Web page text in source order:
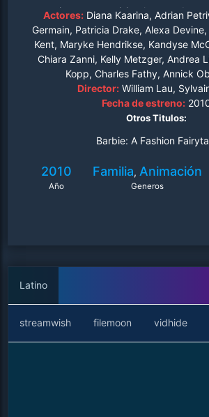
aterrizaron para visitar la casa de
Paris, y para su sorpresa se
cerrarla para siempre. Después de
encantadoras “fashion-hadas”, con
mágicos. Barbie tiene una gran idea
negocio. Ella misma inspira a Alice, una
de moda, y juntas crean una
crees en ti mismo.
Actores: Diana Kaarina, Adrian
Germain, Patricia Drake, Alexa
Kent, Maryke Hendrikse, Kandyse
Chiara Zanni, Kelly Metzger, Andrea
Kopp, Charles Fathy, Annick
Director: William Lau,
Fecha de estreno:
Otros Titulos:
Barbie: A Fashion
2010
Año
Familia, Animación
Generos
Latino
streamwish filemoon vidhide